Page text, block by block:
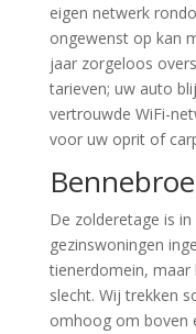
eigen netwerk
ongewenst op kan
jaar zorgeloos
tarieven; uw auto
vertrouwde WiFi-
voor uw oprit of
De zolderetage is
gezinswoningen
tienerdomein, maar
slecht. Wij trekken
omhoog om boven